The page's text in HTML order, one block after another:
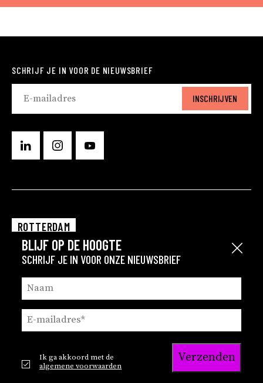
Sluit
BLIJF OP DE HOOGTE
SCHRIJF JE IN VOOR ONZE NIEUWSBRIEF
Ik ga akkoord met de
algemene voorwaarden
Verzenden
SCHRIJF JE IN VOOR DE NIEUWSBRIEF
INSCHRIJVEN
ROTTERDAM
EINDHOVEN
GRONINGEN
© 2026
Brink
Privacy en cookie statement
Privacy statement recruitment
Disclaimer